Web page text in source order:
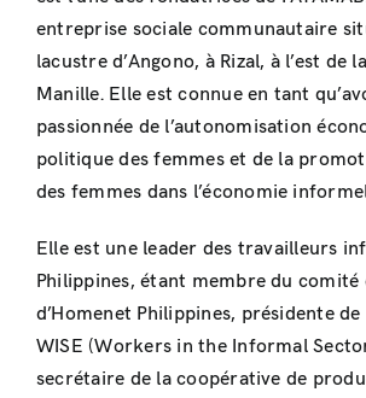
entreprise sociale communautaire
lacustre d’Angono, à Rizal, à l’est de
Manille. Elle est connue en tant
passionnée de l’autonomisation
politique des femmes et de la
des femmes dans l’économie
Elle est une leader des travailleurs
Philippines, étant membre du comité
d’Homenet Philippines, présidente de
WISE (Workers in the Informal
secrétaire de la coopérative de